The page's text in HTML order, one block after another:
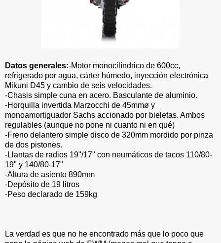
Datos generales:-Motor monocilíndrico de 600cc,
refrigerado por agua, cárter húmedo, inyección electrónica
Mikuni D45 y cambio de seis velocidades.
-Chasis simple cuna en acero. Basculante de aluminio.
-Horquilla invertida Marzocchi de 45mmø y
monoamortiguador Sachs accionado por bieletas. Ambos
regulables (aunque no pone ni cuanto ni en qué)
-Freno delantero simple disco de 320mm mordido por pinza
de dos pistones.
-Llantas de radios 19"/17" con neumáticos de tacos 110/80-
19" y 140/80-17"
-Altura de asiento 890mm
-Depósito de 19 litros
-Peso declarado de 159kg
La verdad es que no he encontrado más que lo poco que